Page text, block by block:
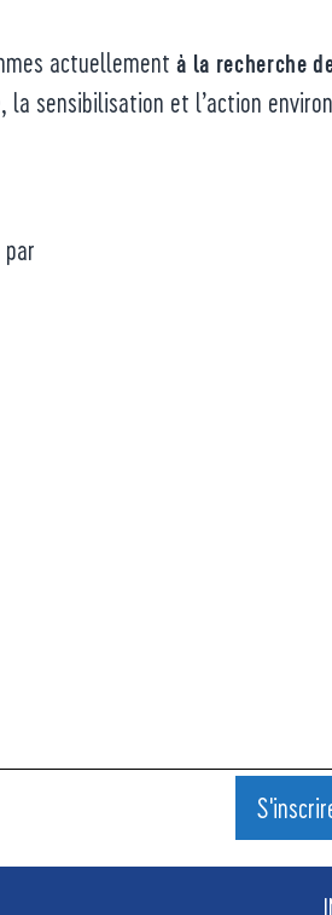
actuellementà la recherche
sensibilisation et l’action